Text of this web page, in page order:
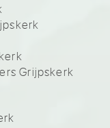
Grijpskerk